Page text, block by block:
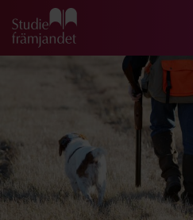
Gå till studiefrämjandets startsida